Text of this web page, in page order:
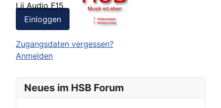
Lii Audio F15
Neues im HSB Forum
Einloggen
Zugangsdaten vergessen?
Anmelden